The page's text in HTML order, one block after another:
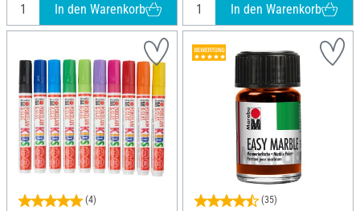
In den Warenkorb In den Warenkorb
(4) (35)